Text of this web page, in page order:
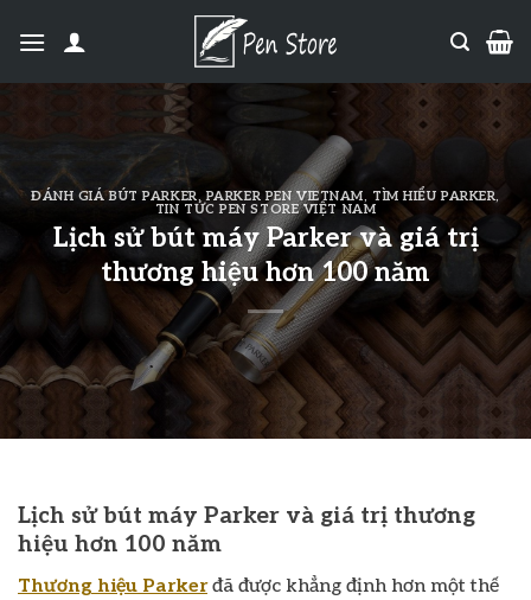
ĐÁNH GIÁ BÚT PARKER,PARKER PEN VIETNAM, TÌM HIỂU PARKER,
TIN TỨC PEN STORE VIỆT NAM
Lịch sử bút máy Parker và giá trị
thương hiệu hơn 100 năm
Lịch sử bút máy Parker và giá trị thương
hiệu hơn 100 năm
Thương hiệu Parkerđã được khẳng định hơn một thế